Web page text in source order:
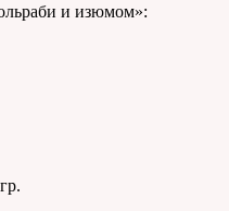
и изюмом»: